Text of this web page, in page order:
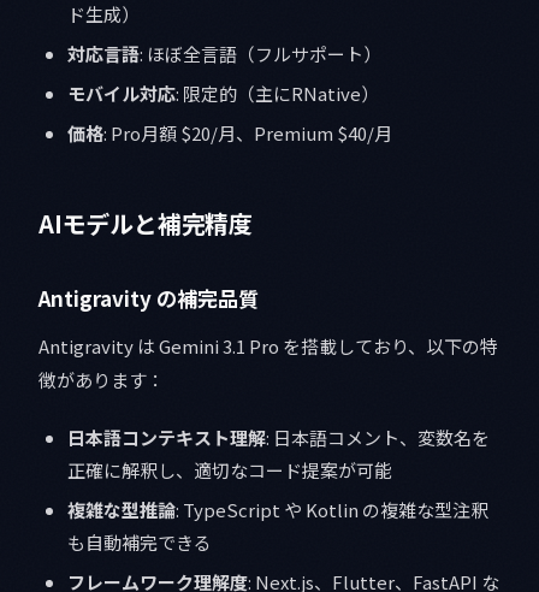
ド生成）
対応言語: ほぼ全言語（フルサポート）
モバイル対応: 限定的（主にRNative）
価格: Pro月額 $20/月、Premium $40/月
AIモデルと補完精度
Antigravity の補完品質
Antigravity は Gemini 3.1 Pro を搭載しており、以下の特
徴があります：
日本語コンテキスト理解: 日本語コメント、変数名を
正確に解釈し、適切なコード提案が可能
複雑な型推論: TypeScript や Kotlin の複雑な型注釈
も自動補完できる
フレームワーク理解度: Next.js、Flutter、FastAPI な